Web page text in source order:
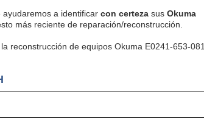
a identificar con certezasus Okuma
más reciente de reparación/reconstrucción.
reconstrucción de equipos Okuma E0241-653-081.